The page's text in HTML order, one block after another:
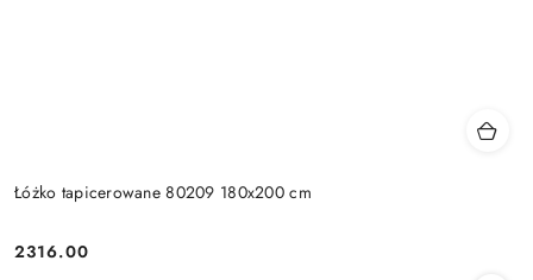
Łóżko tapicerowane 80209 180x200 cm
Cena:
2316.00